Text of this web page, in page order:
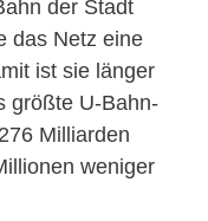
der Stadt
das Netz eine
ist sie länger
größte U-Bahn-
Milliarden
weniger